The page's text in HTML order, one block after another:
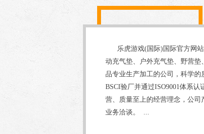
乐虎游戏(国际)国际官方网站
动充气垫、户外充气垫、野营
品专业生产加工的公司，科学
BSCI验厂并通过ISO9001体系
营、质量至上的经营理念，公
业务洽谈。 ...